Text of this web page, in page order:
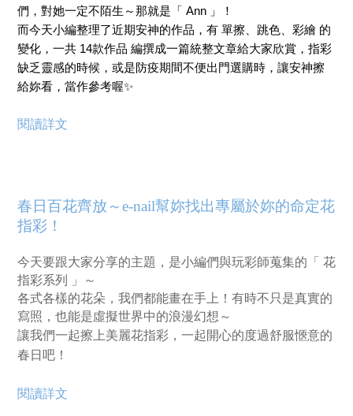
們，對她一定不陌生～那就是「 Ann 」！
而今天小編整理了近期安神的作品，有 單擦、跳色、彩繪 的
變化，一共 14款作品 編撰成一篇統整文章給大家欣賞，指彩
缺乏靈感的時候，或是防疫期間不便出門選購時，讓安神擦
給妳看，當作參考喔✨
閱讀詳文
春日百花齊放～e-nail幫妳找出專屬於妳的命定花
指彩！
今天要跟大家分享的主題，是小編們與玩彩師蒐集的「 花
指彩系列 」～
各式各樣的花朵，我們都能畫在手上！有時不只是真實的
寫照，也能是虛擬世界中的浪漫幻想～
讓我們一起擦上美麗花指彩，一起開心的度過舒服愜意的
春日吧！
閱讀詳文